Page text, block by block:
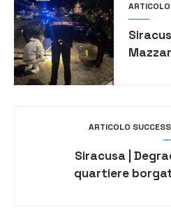
ARTICOLO
Siracusa |
quartiere